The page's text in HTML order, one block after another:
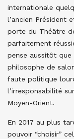
internationale
l’ancien Président
porte du Théâtre
parfaitement
pense aussitôt
philosophe de
faute politique
l’irresponsabilité
Moyen-Orient.
En 2017 au plus
pouvoir “choisir”